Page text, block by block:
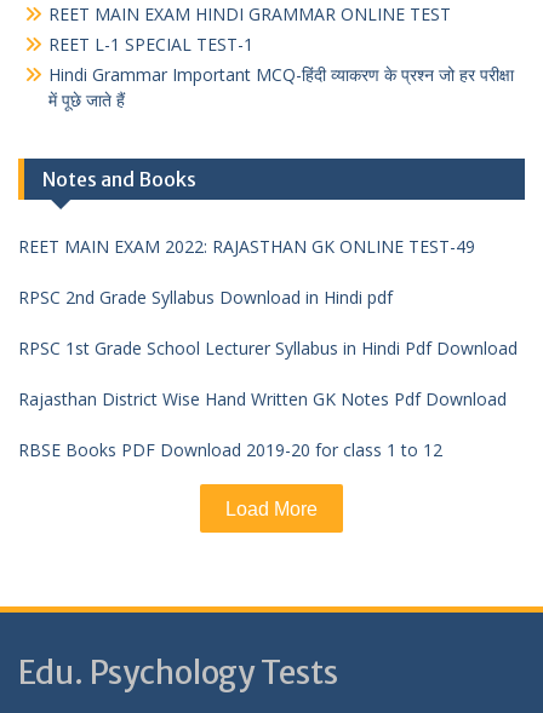
REET MAIN EXAM HINDI GRAMMAR ONLINE TEST
REET L-1 SPECIAL TEST-1
Hindi Grammar Important MCQ-हिंदी व्याकरण के प्रश्न जो हर परीक्षा
में पूछे जाते हैं
Notes and Books
REET MAIN EXAM 2022: RAJASTHAN GK ONLINE TEST-49
RPSC 2nd Grade Syllabus Download in Hindi pdf
RPSC 1st Grade School Lecturer Syllabus in Hindi Pdf Download
Rajasthan District Wise Hand Written GK Notes Pdf Download
RBSE Books PDF Download 2019-20 for class 1 to 12
Load More
Edu. Psychology Tests